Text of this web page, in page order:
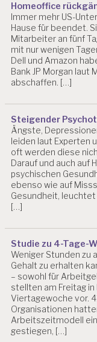
B
E
A
T
N
G
N
B
R
O
T
D
E
P
R
E
S
Homeoffice
Immer mehr US-
Hause für beendet.
Mitarbeiter an fünf
mit nur wenigen
Dell und Amazon
Bank JP Morgan
abschaffen. […]
Steigender
Ängste,
leiden laut Experten
oft werden diese
Darauf und auch auf
psychischen
ebenso wie auf
Gesundheit, leuchtet
[…]
Studie zu 4-Tage-
Weniger Stunden zu
Gehalt zu erhalten
– sowohl für
stellten am Freitag
Viertagewoche vor.
Organisationen
Arbeitszeitmodell
gestiegen, […]